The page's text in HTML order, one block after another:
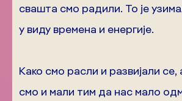
свашта смо радили. То је
у виду времена и енергије.
Како смо расли и развијали се,
смо и мали тим да нас мало